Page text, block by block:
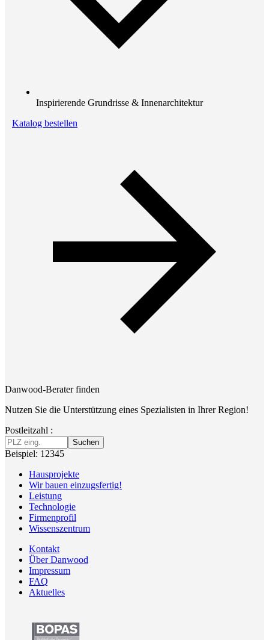
Inspirierende Grundrisse & Innenarchitektur
Katalog bestellen
Danwood-Berater finden
Nutzen Sie die Unterstützung eines Spezialisten in Ihrer Region!
Postleitzahl :
Suchen
Beispiel: 12345
Hausprojekte
Wir bauen einzugsfertig!
Leistung
Technologie
Firmenprofil
Wissenszentrum
Kontakt
Über Danwood
Impressum
FAQ
Aktuelles